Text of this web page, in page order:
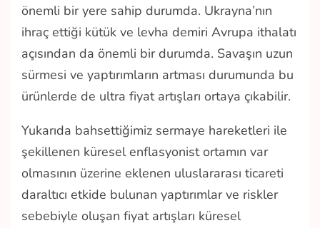
önemli bir yere sahip durumda. Ukrayna’nın
ihraç ettiği kütük ve levha demiri Avrupa ithalatı
açısından da önemli bir durumda. Savaşın uzun
sürmesi ve yaptırımların artması durumunda bu
ürünlerde de ultra fiyat artışları ortaya çıkabilir.
Yukarıda bahsettiğimiz sermaye hareketleri ile
şekillenen küresel enflasyonist ortamın var
olmasının üzerine eklenen uluslararası ticareti
daraltıcı etkide bulunan yaptırımlar ve riskler
sebebiyle oluşan fiyat artışları küresel